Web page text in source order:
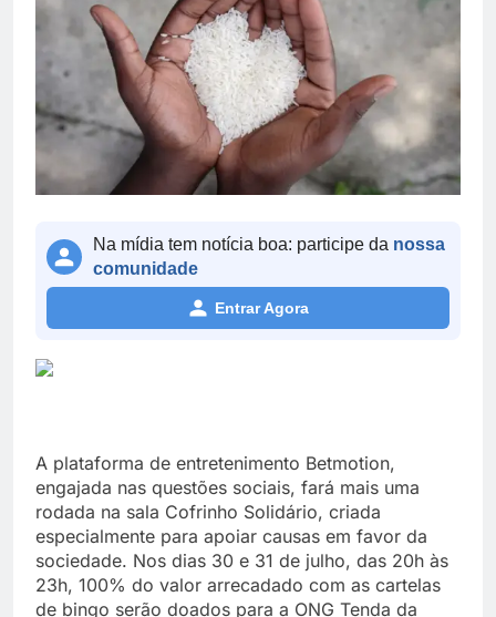
Na mídia tem notícia boa: participe da nossa
comunidade
Entrar Agora
A plataforma de entretenimento Betmotion,
engajada nas questões sociais, fará mais uma
rodada na sala Cofrinho Solidário, criada
especialmente para apoiar causas em favor da
sociedade. Nos dias 30 e 31 de julho, das 20h às
23h, 100% do valor arrecadado com as cartelas
de bingo serão doados para a ONG Tenda da